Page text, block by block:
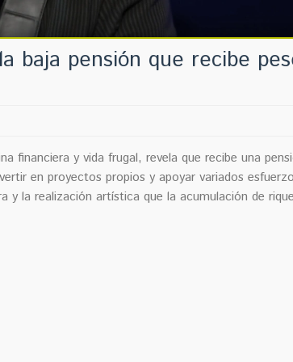
baja pensión que recibe
financiera y vida frugal, revela que recibe una
en proyectos propios y apoyar variados
y la realización artística que la acumulación de